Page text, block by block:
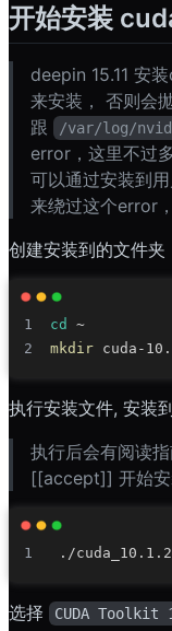
开始安装
deepin 15.11 安
来安装， 否则会
跟
/var/log/
error，这里不过
可以通过安装到
来绕过这个error
创建安装到的文件夹
cd
mkdir
执行安装文件, 安装
执行后会有阅读
[[accept]] 开始
./
选择 CUDA Toolkit